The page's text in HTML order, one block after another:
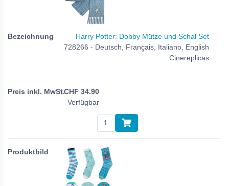
Harry Potter: Dobby Mütze und Schal Set
728266 - Deutsch, Français, Italiano, English
Cinereplicas
CHF 34.90
Verfügbar